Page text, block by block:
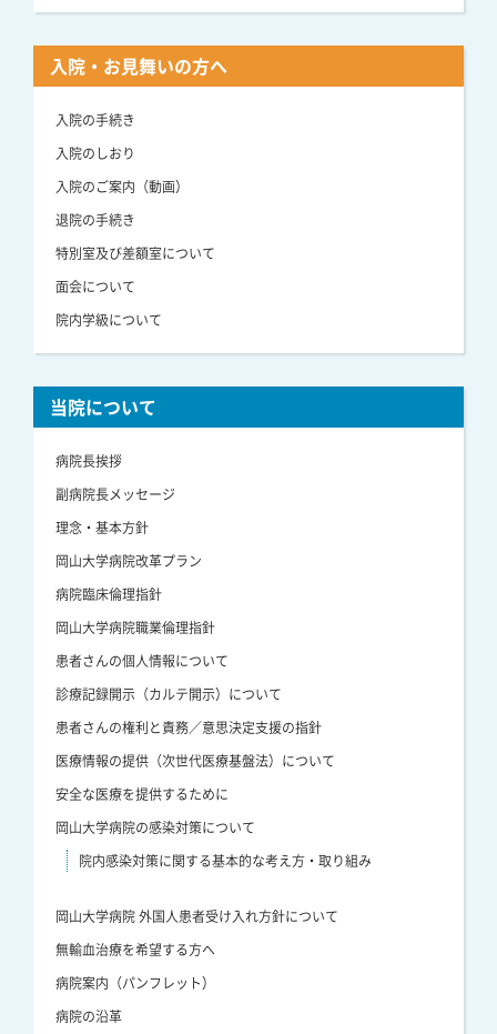
入院・お見舞いの方へ
入院の手続き
入院のしおり
入院のご案内（動画）
退院の手続き
特別室及び差額室について
面会について
院内学級について
当院について
病院長挨拶
副病院長メッセージ
理念・基本方針
岡山大学病院改革プラン
病院臨床倫理指針
岡山大学病院職業倫理指針
患者さんの個人情報について
診療記録開示（カルテ開示）について
患者さんの権利と責務／意思決定支援の指針
医療情報の提供（次世代医療基盤法）について
安全な医療を提供するために
岡山大学病院の感染対策について
院内感染対策に関する基本的な考え方・取り組み
岡山大学病院 外国人患者受け入れ方針について
無輸血治療を希望する方へ
病院案内（パンフレット）
病院の沿革